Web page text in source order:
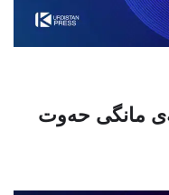
مانگی حەوت